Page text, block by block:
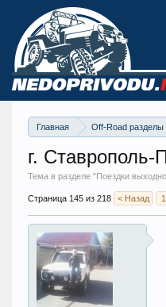
Главная Off-Road разделы
г. Ставрополь-
Тема в разделе "Поездки
Страница 145 из 218 < Назад 1